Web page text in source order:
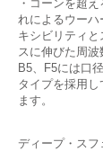
・コーンを超
れによるウーハ
キシビリティと
スに伸びた周波
B5、F5には口
タイプを採用し
ます。
ディープ・ス